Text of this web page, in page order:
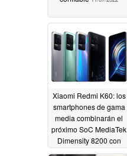
Xiaomi Redmi K60: los
smartphones de gama
media combinarán el
próximo SoC MediaTek
Dimensity 8200 con
pantallas QHD y